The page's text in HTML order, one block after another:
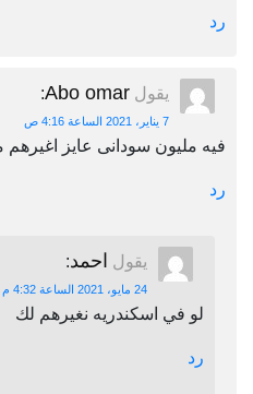
رد
يقول Abo omar
:
7 يناير، 2021 الساعة 4:16 ص
فيه مليون سودانى عايز اغيرهم مصرى.
رد
يقول احمد:
24 مايو، 2021 الساعة 4:32 م
لو في اسكندريه نغيرهم لك
رد